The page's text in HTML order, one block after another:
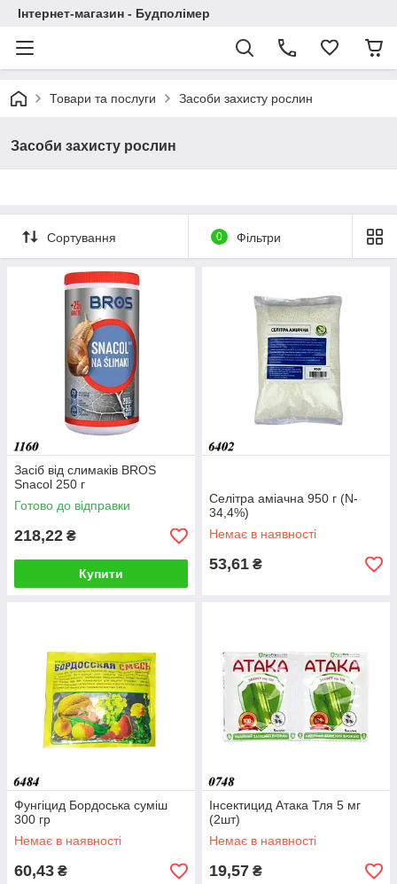
Інтернет-магазин - Будполімер
Товари та послуги Засоби захисту рослин
Засоби захисту рослин
Сортування 0 Фільтри
Засіб від слимаків BROS
Snacol 250 г
Готово до відправки
218,22 ₴
Купити
Селітра аміачна 950 г (N-
34,4%)
Немає в наявності
53,61 ₴
Фунгіцид Бордоська суміш
300 гр
Немає в наявності
60,43 ₴
Інсектицид Атака Тля 5 мг
(2шт)
Немає в наявності
19,57 ₴